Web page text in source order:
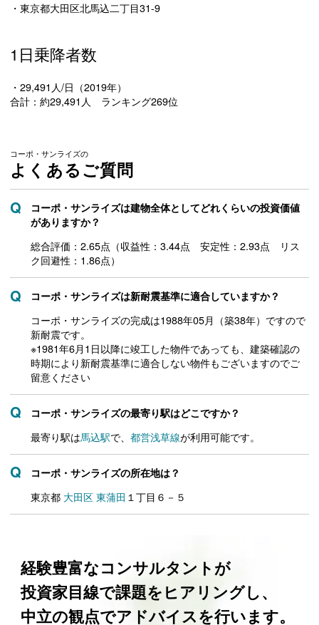
・東京都大田区北馬込二丁目31-9
1日乗降者数
・29,491人/日（2019年）
合計：約29,491人 ランキング269位
コーポ・サンライズの
よくあるご質問
コーポ・サンライズは建物全体としてどれくらいの投資価値
がありますか？
総合評価：2.65点（収益性：3.44点 安定性：2.93点 リス
ク回避性：1.86点）
コーポ・サンライズは新耐震基準に適合していますか？
コーポ・サンライズの完成は1988年05月（築38年）ですので
新耐震です。
※1981年6月1日以降に竣工した物件であっても、建築確認の
時期により新耐震基準に適合しない物件もございますのでご
留意ください
コーポ・サンライズの最寄り駅はどこですか？
最寄り駅は馬込駅で、 都営浅草線が利用可能です。
コーポ・サンライズの所在地は？
東京都 大田区 東蒲田 １丁目６－５
経験豊富なコンサルタントが
投資家目線で課題をヒアリングし、
中立の観点でアドバイスを行います。